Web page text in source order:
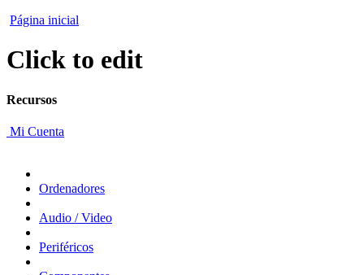
Página inicial
Click to edit
Recursos
Mi Cuenta
Ordenadores
Audio / Video
Periféricos